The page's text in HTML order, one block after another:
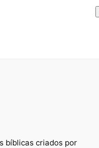
bíblicas criados por